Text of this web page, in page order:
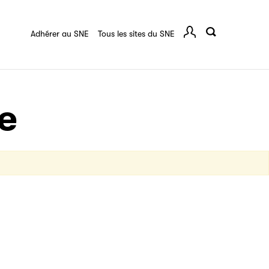
Adhérer au SNE Tous les sites du SNE
destinée à l’ensemble des acteurs de la